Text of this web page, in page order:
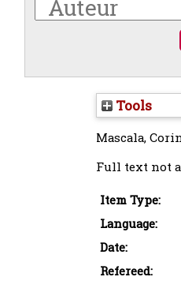
Tools
Mascala,
Full text not
Item Type:
Language:
Date:
Refereed: